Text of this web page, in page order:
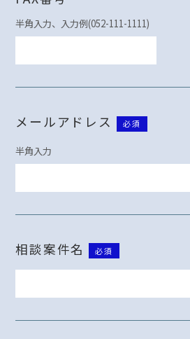
半角入力、入力例(052-111-1111)
メールアドレス 必須
半角入力
相談案件名 必須